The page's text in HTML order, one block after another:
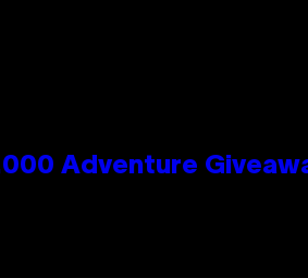
Adventure